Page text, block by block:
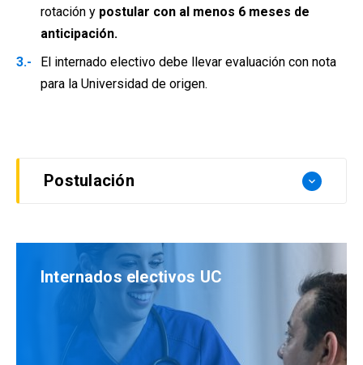
rotación y postular con al menos 6 meses de
anticipación.
El internado electivo debe llevar evaluación con nota
para la Universidad de origen.
Postulación keyboard_arrow_down
con nosotros deben coordinarlo a través del
convenio ASOFAMECH, por lo que se debe enviar
una carta formal desde la Dirección de Pregrado
de su Escuela de origen dirigida a la Dra. Luz
María Letelir, Directora de Pregrado de la
Escuela de Medicina UC.
Internados electivos UC